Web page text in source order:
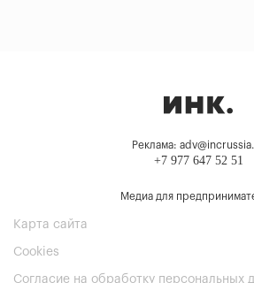
Реклама:
+7 977 647 52 51
Медиа для
Карта сайта
Cookies
Согласие на обработку персональных